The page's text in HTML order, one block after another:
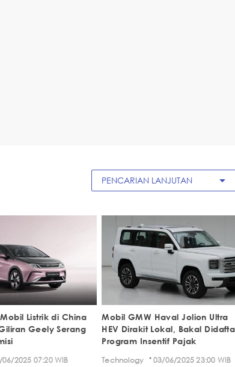
PENCARIAN LANJUTAN arrow_drop_down
Listrik di China
Geely Serang
06/2025 07:20 WIB
Mobil GMW Haval Jolion Ultra
HEV Dirakit Lokal, Bakal
Program Insentif Pajak
Technology · 03/06/2025 23:00 WIB